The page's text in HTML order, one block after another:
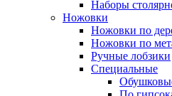
Наборы
Ножовки
Ножовки по
Ножовки по
Ручные лобзики
Специальные